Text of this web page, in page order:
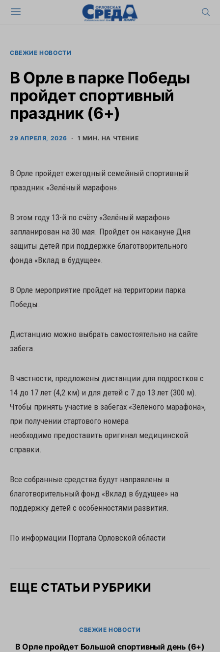
СВЕЖИЕ НОВОСТИ
В Орле в парке Победы
пройдет спортивный
праздник (6+)
29 АПРЕЛЯ, 2026 1 МИН. НА ЧТЕНИЕ
В Орле пройдет ежегодный семейный спортивный
праздник «Зелёный марафон».
В этом году 13-й по счёту «Зелёный марафон»
запланирован на 30 мая. Пройдет он накануне Дня
защиты детей при поддержке благотворительного
фонда «Вклад в будущее».
В Орле мероприятие пройдет на территории парка
Победы.
Дистанцию можно выбрать самостоятельно на сайте
забега.
В частности, предложены дистанции для подростков с
14 до 17 лет (4,2 км) и для детей с 7 до 13 лет (300 м).
Чтобы принять участие в забегах «Зелёного марафона»,
при получении стартового номера
необходимо предоставить оригинал медицинской
справки.
Все собранные средства будут направлены в
благотворительный фонд «Вклад в будущее» на
поддержку детей с особенностями развития.
По информации Портала Орловской области
ЕЩЕ СТАТЬИ РУБРИКИ
СВЕЖИЕ НОВОСТИ
В Орле пройдет Большой спортивный день (6+)